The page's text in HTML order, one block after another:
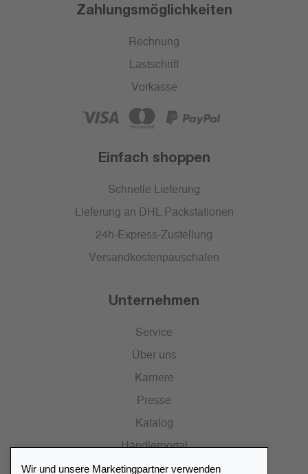
Zahlungsmöglichkeiten
Rechnung
Lastschrift
Vorkasse
Einfach shoppen
Schnelle Lieferung
Lieferung an DHL Packstationen
24h-Express-Zustellung
Versandkostenpauschalen
Unternehmen
Service
Über uns
Karriere
Presse
Katalog
Händlerportal
Wir und unsere Marketingpartner verwenden